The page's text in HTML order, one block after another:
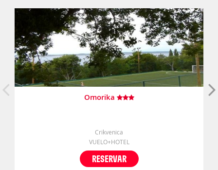
Omorika
Crikvenica
VUELO+HOTEL
RESERVAR